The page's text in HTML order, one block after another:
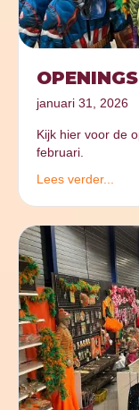
januari 31, 2026
Kijk hier voor de
februari.
Lees verder...